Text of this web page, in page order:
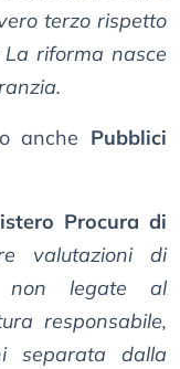
terzo rispetto
riforma nasce
anche Pubblici
Procura di
valutazioni di
non legate al
responsabile,
separata dalla